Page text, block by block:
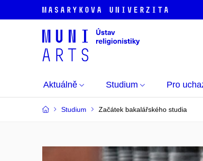
Aktuálně Studium Pro
Studium Začátek bakalářského studia